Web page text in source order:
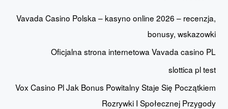
Vavada Casino Polska – kasyno online 2026 – recenzja,
bonusy, wskazowki
Oficjalna strona internetowa Vavada casino PL
slottica pl test
Vox Casino Pl Jak Bonus Powitalny Staje Się Początkiem
Rozrywki I Społecznej Przygody